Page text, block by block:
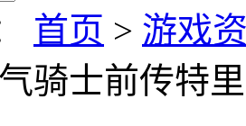
首页 > 游戏
骑士前传特